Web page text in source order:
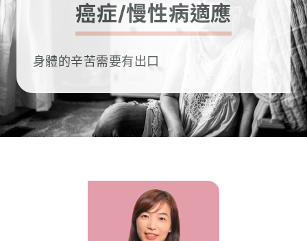
癌症/慢性病適應
身體的辛苦需要有出口